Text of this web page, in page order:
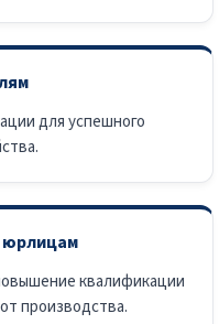
для успешного
юрлицам
квалификации
производства.